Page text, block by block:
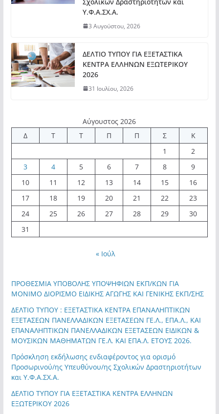
Υ.Φ.Α.ΣΧ.Α.
3 Αυγούστου, 2026
ΔΕΛΤΙΟ ΤΥΠΟΥ ΓΙΑ ΕΞΕΤΑΣΤΙΚΑ
ΚΕΝΤΡΑ ΕΛΛΗΝΩΝ ΕΞΩΤΕΡΙΚΟΥ
2026
31 Ιουλίου, 2026
Αύγουστος 2026
Δ
Τ Τ Π Π Σ
Κ
1
2
3
4 5 6 7 8
9
10
11 12 13 14 15
16
17
18 19 20 21 22
23
24
25 26 27 28 29
30
31
« Ιούλ
ΠΡΟΘΕΣΜΙΑ ΥΠΟΒΟΛΗΣ ΥΠΟΨΗΦΙΩΝ ΕΚΠ/ΚΩΝ ΓΙΑ
ΜΟΝΙΜΟ ΔΙΟΡΙΣΜΟ ΕΙΔΙΚΗΣ ΑΓΩΓΗΣ ΚΑΙ ΓΕΝΙΚΗΣ ΕΚΠ/ΣΗΣ
ΔΕΛΤΙΟ ΤΥΠΟΥ : ΕΞΕΤΑΣΤΙΚΑ ΚΕΝΤΡΑ ΕΠΑΝΑΛΗΠΤΙΚΩΝ
ΕΞΕΤΑΣΕΩΝ ΠΑΝΕΛΛΑΔΙΚΩΝ ΕΞΕΤΑΣΕΩΝ ΓΕ.Λ., ΕΠΑ.Λ., ΚΑΙ
ΕΠΑΝΑΛΗΠΤΙΚΩΝ ΠΑΝΕΛΛΑΔΙΚΩΝ ΕΞΕΤΑΣΕΩΝ ΕΙΔΙΚΩΝ &
ΜΟΥΣΙΚΩΝ ΜΑΘΗΜΑΤΩΝ ΓΕ.Λ. ΚΑΙ ΕΠΑ.Λ. ΕΤΟΥΣ 2026.
Πρόσκληση εκδήλωσης ενδιαφέροντος για ορισμό
Προσωρινού/ης Υπευθύνου/ης Σχολικών Δραστηριοτήτων
και Υ.Φ.Α.ΣΧ.Α.
ΔΕΛΤΙΟ ΤΥΠΟΥ ΓΙΑ ΕΞΕΤΑΣΤΙΚΑ ΚΕΝΤΡΑ ΕΛΛΗΝΩΝ
ΕΞΩΤΕΡΙΚΟΥ 2026